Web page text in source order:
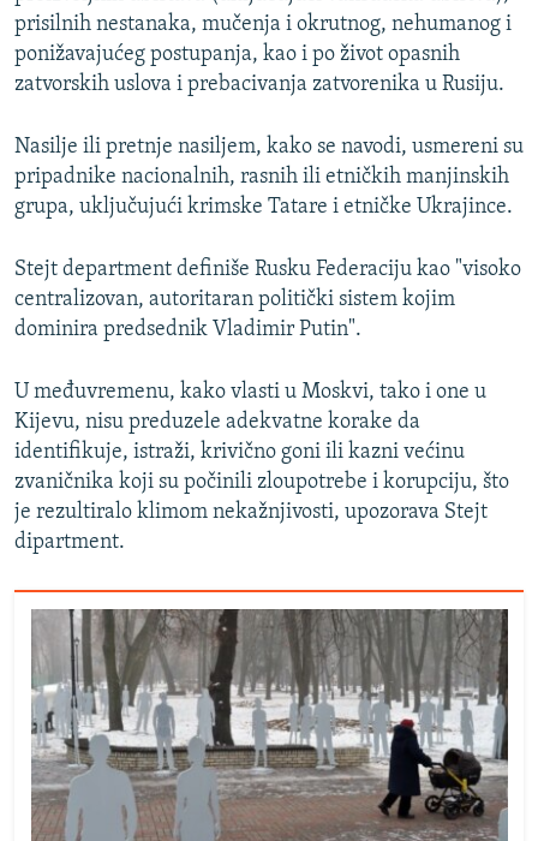
prisilnih nestanaka, mučenja i okrutnog, nehumanog i
ponižavajućeg postupanja, kao i po život opasnih
zatvorskih uslova i prebacivanja zatvorenika u Rusiju.
Nasilje ili pretnje nasiljem, kako se navodi, usmereni su
pripadnike nacionalnih, rasnih ili etničkih manjinskih
grupa, uključujući krimske Tatare i etničke Ukrajince.
Stejt department definiše Rusku Federaciju kao "visoko
centralizovan, autoritaran politički sistem kojim
dominira predsednik Vladimir Putin".
U međuvremenu, kako vlasti u Moskvi, tako i one u
Kijevu, nisu preduzele adekvatne korake da
identifikuje, istraži, krivično goni ili kazni većinu
zvaničnika koji su počinili zloupotrebe i korupciju, što
je rezultiralo klimom nekažnjivosti, upozorava Stejt
dipartment.